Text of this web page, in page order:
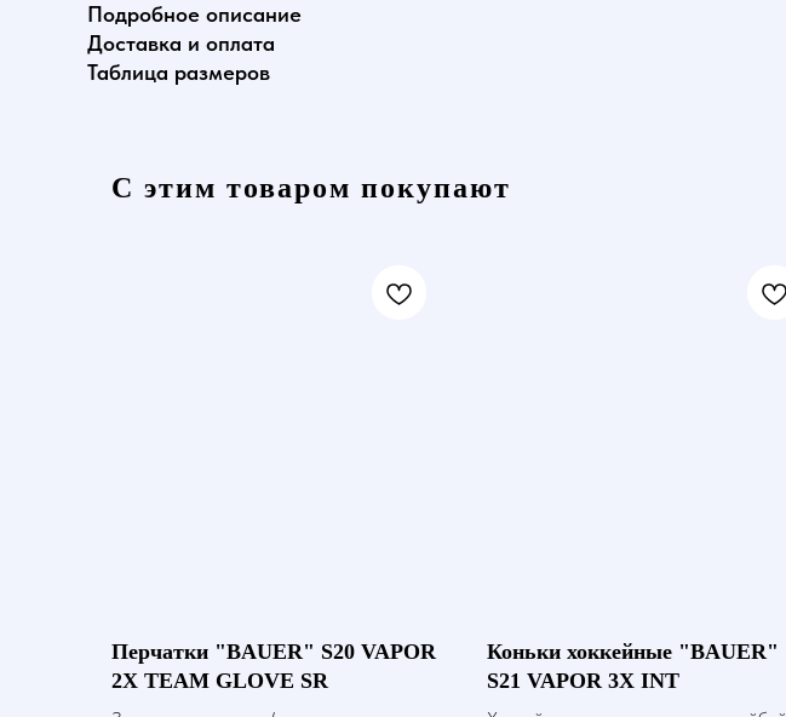
Подробное описание
Доставка и оплата
Таблица размеров
С этим товаром покупают
Перчатки "BAUER" S20 VAPOR
2X TEAM GLOVE SR
Коньки хоккейные "BAUER"
S21 VAPOR 3X INT